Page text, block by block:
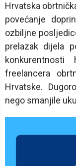
Hrvatska
povećanje
ozbiljne
prelazak dijela
freelancera
Hrvatske.
nego smanjile